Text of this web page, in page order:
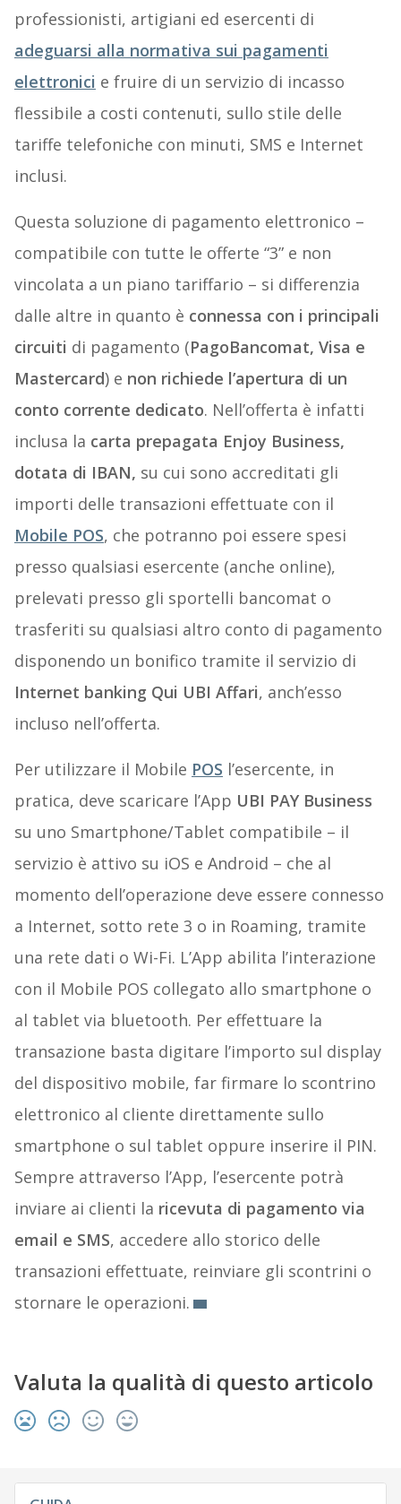
professionisti, artigiani ed esercenti di
adeguarsi alla normativa sui pagamenti
elettronici e fruire di un servizio di incasso
flessibile a costi contenuti, sullo stile delle
tariffe telefoniche con minuti, SMS e Internet
inclusi.
Questa soluzione di pagamento elettronico –
compatibile con tutte le offerte “3” e non
vincolata a un piano tariffario – si differenzia
dalle altre in quanto è connessa con i principali
circuiti di pagamento (PagoBancomat, Visa e
Mastercard) e non richiede l’apertura di un
conto corrente dedicato. Nell’offerta è infatti
inclusa la carta prepagata Enjoy Business,
dotata di IBAN, su cui sono accreditati gli
importi delle transazioni effettuate con il
Mobile POS, che potranno poi essere spesi
presso qualsiasi esercente (anche online),
prelevati presso gli sportelli bancomat o
trasferiti su qualsiasi altro conto di pagamento
disponendo un bonifico tramite il servizio di
Internet banking Qui UBI Affari, anch’esso
incluso nell’offerta.
Per utilizzare il Mobile POS l’esercente, in
pratica, deve scaricare l’App UBI PAY Business
su uno Smartphone/Tablet compatibile – il
servizio è attivo su iOS e Android – che al
momento dell’operazione deve essere connesso
a Internet, sotto rete 3 o in Roaming, tramite
una rete dati o Wi-Fi. L’App abilita l’interazione
con il Mobile POS collegato allo smartphone o
al tablet via bluetooth. Per effettuare la
transazione basta digitare l’importo sul display
del dispositivo mobile, far firmare lo scontrino
elettronico al cliente direttamente sullo
smartphone o sul tablet oppure inserire il PIN.
Sempre attraverso l’App, l’esercente potrà
inviare ai clienti la ricevuta di pagamento via
email e SMS, accedere allo storico delle
transazioni effettuate, reinviare gli scontrini o
stornare le operazioni.
Valuta la qualità di questo articolo